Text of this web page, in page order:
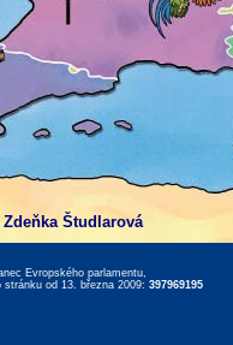
Študlarová
Evropského parlamentu,
od 13. března 2009: 397969195